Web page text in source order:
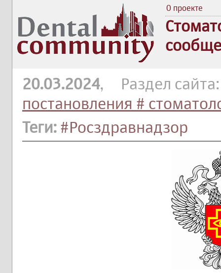
О проекте
20.03.2024, Раздел
постановления #
Теги: #Росздравнадзор